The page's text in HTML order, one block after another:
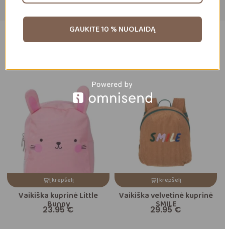
Susiję
Į krepšelį
Vaikiška kuprinė Little
Bunny
23.95€
Į krepšelį
Vaikiška velvetinė kuprinė
SMILE
29.95€
GAUKITE 10 % NUOLAIDĄ